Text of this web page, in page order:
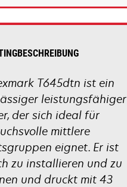
T645dtn ist ein
leistungsfähiger
der sich ideal für
mittlere
eignet. Er ist
zu installieren und zu
und druckt mit 43